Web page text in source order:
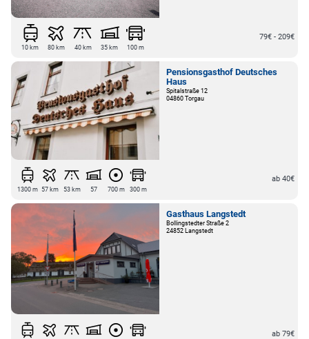
10 km 80 km 40 km 35 km 100 m
79€ - 209€
Pensionsgasthof Deutsches
Haus
Spitalstraße 12
04860 Torgau
1300 m 57 km 53 km 57 700 m 300 m
ab 40€
Gasthaus Langstedt
Bollingstedter Straße 2
24852 Langstedt
ab 79€